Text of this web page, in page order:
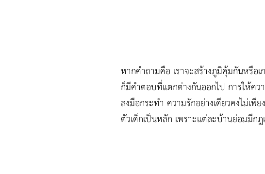
หากคำถามคือ เราจะสร้างภูมิคุ้มกันหรือ
ก็มีคำตอบที่แตกต่างกันออกไป การให้ค
ลงมือกระทำ ความรักอย่างเดียวคงไม่เ
ตัวเด็กเป็นหลัก เพราะแต่ละบ้านย่อมมีก